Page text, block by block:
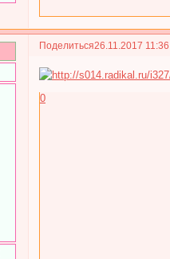
Поделиться26.11.2017
0